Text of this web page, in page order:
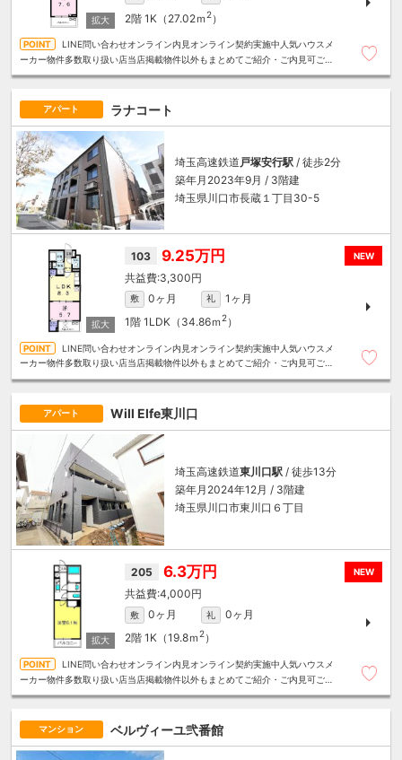
2階 1K（27.02ｍ 2）
LINE問い合わせオンライン内見オンライン契約実施中人気ハウスメ
ーカー物件多数取り扱い店当店掲載物件以外もまとめてご紹介・ご内見可ご予
アパート ラナコート
埼玉高速鉄道 戸塚安行駅 / 徒歩2分
築年月2023年9月 / 3階建
埼玉県川口市長蔵１丁目30-5
NEW
103 9.25万円
3,300円
敷 0ヶ月 礼
1ヶ月
1階 1LDK（34.86ｍ 2）
LINE問い合わせオンライン内見オンライン契約実施中人気ハウスメ
ーカー物件多数取り扱い店当店掲載物件以外もまとめてご紹介・ご内見可ご予
アパート Will Elfe東川口
埼玉高速鉄道東川口駅 / 徒歩13分
築年月2024年12月 / 3階建
埼玉県川口市東川口６丁目
NEW
205 6.3万円
4,000円
敷 0ヶ月 礼
0ヶ月
2階 1K（19.8ｍ 2）
LINE問い合わせオンライン内見オンライン契約実施中人気ハウスメ
ーカー物件多数取り扱い店当店掲載物件以外もまとめてご紹介・ご内見可ご予
マンション ベルヴィーユ弐番館